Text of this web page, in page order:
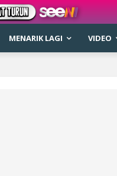
MENARIK LAGI VIDEO